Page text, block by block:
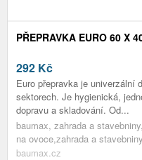
PŘEPRAVKA EURO 60 X
292 Kč
Euro přepravka je univerzální
sektorech. Je hygienická,
dopravu a skladování. Od...
baumax, zahrada a
na ovoce,zahrada a
stavebniny,
baumax.cz